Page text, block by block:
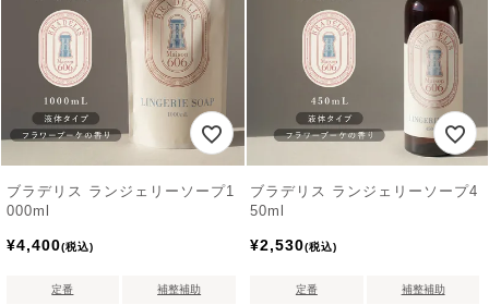
ブラデリス ランジェリーソープ1
000ml
¥4,400 税込
定番 補整補助
ブラデリス ランジェリーソープ4
50ml
¥2,530 税込
定番 補整補助